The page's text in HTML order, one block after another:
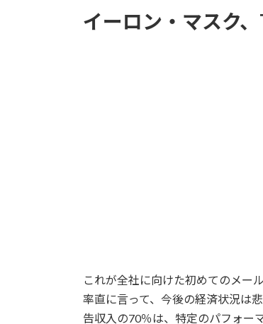
イーロン・マスク
これが全社に向けた初めてのメー
率直に言って、今後の経済状況は
告収入の70％は、特定のパフォー